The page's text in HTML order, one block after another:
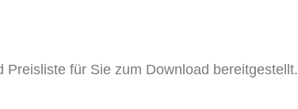
für Sie zum Download bereitgestellt.